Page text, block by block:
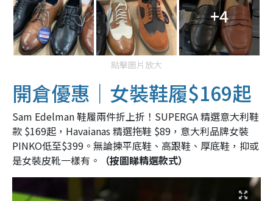
+4
點擊圖片放大
開倉優惠｜女裝鞋履$169起
Sam Edelman 鞋履兩件折上折！SUPERGA 精選意大利鞋
款 $169起，Havaianas 精選拖鞋 $89，意大利品牌女裝
PINKO低至$399。無論揀平底鞋、高跟鞋、厚底鞋，抑或
是女裝皮靴一樣有。
（按圖睇精選款式）